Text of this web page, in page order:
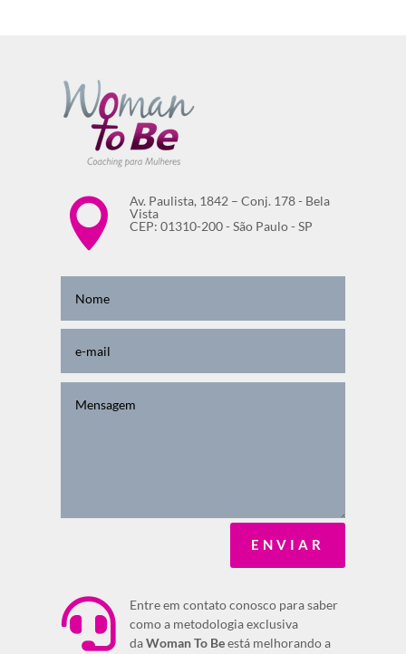

Av. Paulista, 1842 – Conj. 178 - Bela
Vista
CEP: 01310-200 - São Paulo - SP
ENVIAR

Entre em contato conosco para saber
como a metodologia exclusiva
daWoman To Beestá melhorando a